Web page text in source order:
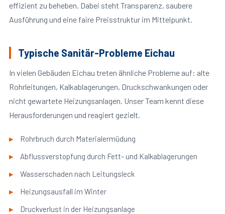
effizient zu beheben. Dabei steht Transparenz, saubere
Ausführung und eine faire Preisstruktur im Mittelpunkt.
Typische Sanitär-Probleme Eichau
In vielen Gebäuden Eichau treten ähnliche Probleme auf: alte
Rohrleitungen, Kalkablagerungen, Druckschwankungen oder
nicht gewartete Heizungsanlagen. Unser Team kennt diese
Herausforderungen und reagiert gezielt.
Rohrbruch durch Materialermüdung
Abflussverstopfung durch Fett- und Kalkablagerungen
Wasserschaden nach Leitungsleck
Heizungsausfall im Winter
Druckverlust in der Heizungsanlage